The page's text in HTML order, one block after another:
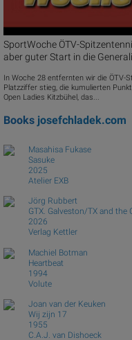
SportWoche ÖTV-
aber guter Start in die
In Woche 28 entfernten wir die
Platzziffer stieg, die kumulierten
Open Ladies Kitzbühel, das...
Books josefchladek.com
Masahisa Fukase
Sasuke
2025
Atelier EXB
Jörg Rubbert
GTX. Galveston/TX and the
2026
Verlag Kettler
Machiel Botman
Heartbeat
1994
Volute
Joan van der Keuken
Wij zijn 17
1955
C.A.J. van Dishoeck